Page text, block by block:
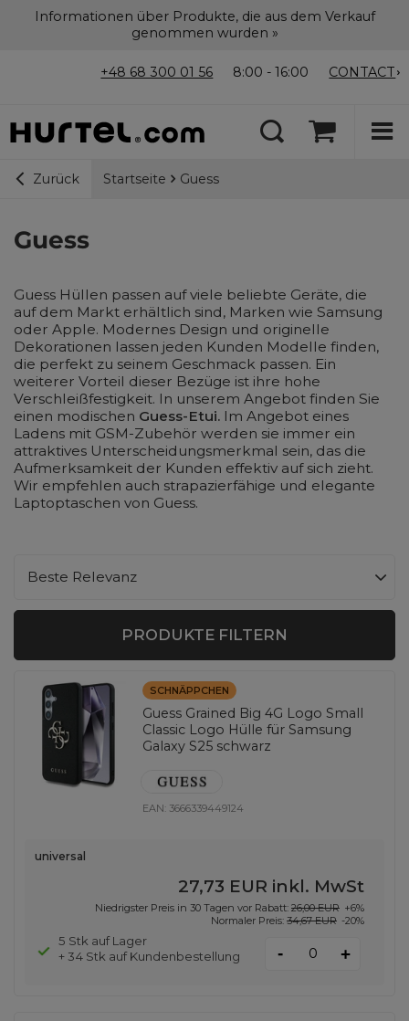
Informationen über Produkte, die aus dem Verkauf
genommen wurden »
+48 68 300 01 56 8:00 - 16:00 CONTACT
Zurück Startseite Guess
Guess
Guess Hüllen passen auf viele beliebte Geräte, die
auf dem Markt erhältlich sind, Marken wie Samsung
oder Apple. Modernes Design und originelle
Dekorationen lassen jeden Kunden Modelle finden,
die perfekt zu seinem Geschmack passen. Ein
weiterer Vorteil dieser Bezüge ist ihre hohe
Verschleißfestigkeit. In unserem Angebot finden Sie
einen modischen Guess-Etui. Im Angebot eines
Ladens mit GSM-Zubehör werden sie immer ein
attraktives Unterscheidungsmerkmal sein, das die
Aufmerksamkeit der Kunden effektiv auf sich zieht.
Wir empfehlen auch strapazierfähige und elegante
Laptoptaschen von Guess.
Sortierung ändern
Beste Relevanz
PRODUKTE FILTERN
SCHNÄPPCHEN
Guess Grained Big 4G Logo Small
Classic Logo Hülle für Samsung
Galaxy S25 schwarz
EAN: 3666339449124
universal
27,73 EUR inkl. MwSt
Niedrigster Preis in 30 Tagen vor Rabatt: 26,00 EUR +6%
Normaler Preis: 34,67 EUR -20%
5 Stk auf Lager
+ 34 Stk auf Kundenbestellung
- +